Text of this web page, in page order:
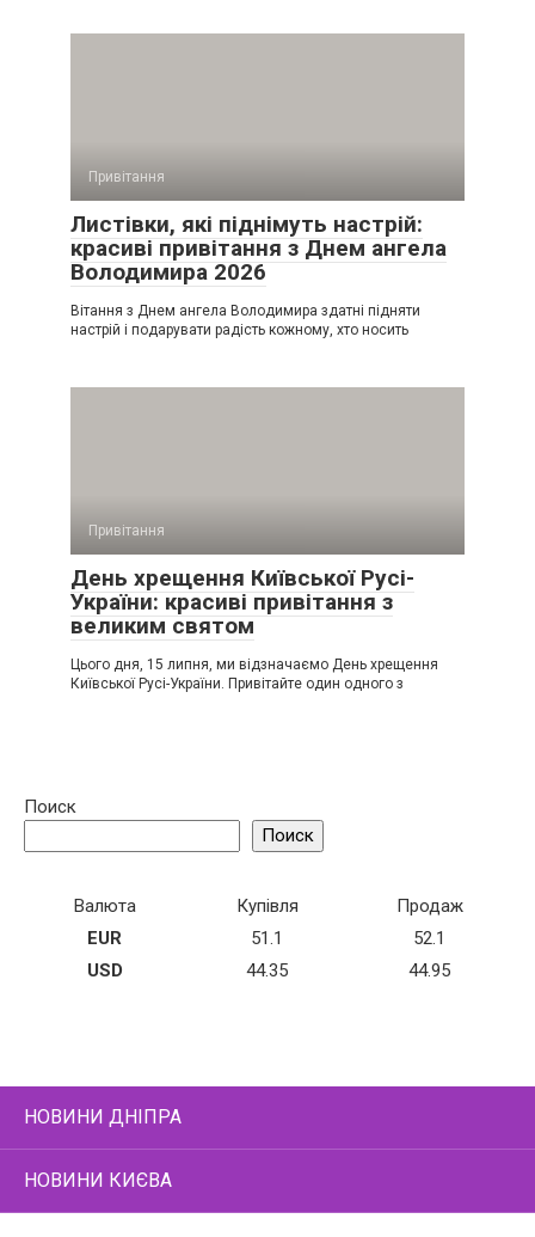
Привітання
Листівки, які піднімуть настрій:
красиві привітання з Днем ангела
Володимира 2026
Вітання з Днем ангела Володимира здатні підняти
настрій і подарувати радість кожному, хто носить
Привітання
День хрещення Київської Русі-
України: красиві привітання з
великим святом
Цього дня, 15 липня, ми відзначаємо День хрещення
Київської Русі-України. Привітайте один одного з
Поиск
Поиск
Валюта Купівля
Продаж
EUR
51.1
52.1
USD
44.35 44.95
НОВИНИ ДНІПРА
НОВИНИ КИЄВА